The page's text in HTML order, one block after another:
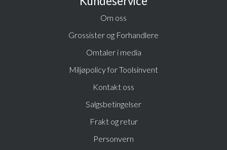
Om oss
Grossister og Forhandlere
Omtaler i media
Miljøpolicy for Toolsinvent
Kontakt oss
Salgsbetingelser
Frakt og retur
Personvern